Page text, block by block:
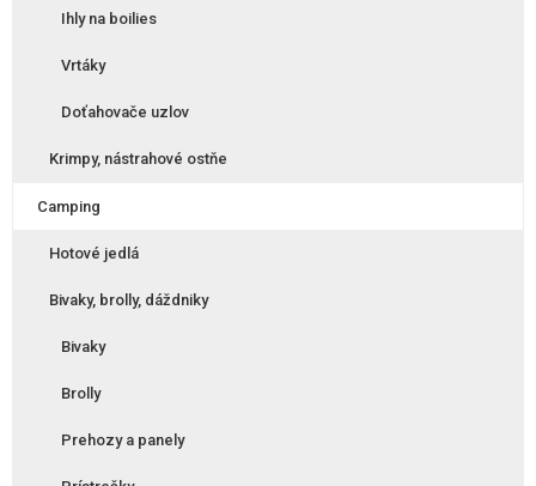
Ihly na boilies
Vrtáky
Doťahovače uzlov
Krimpy, nástrahové ostňe
Camping
Hotové jedlá
Bivaky, brolly, dáždniky
Bivaky
Brolly
Prehozy a panely